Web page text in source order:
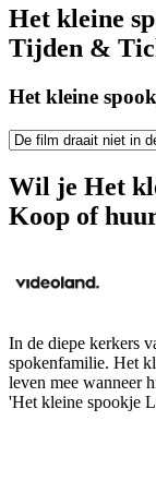
Het kleine
Tijden &
Het kleine
Wil je Het
Koop of
In de diepe kerkers
spokenfamilie. Het
leven mee wanneer
'Het kleine spookje